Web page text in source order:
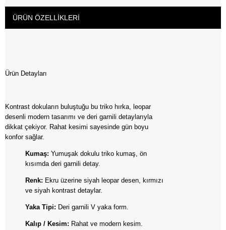
ÜRÜN ÖZELLIKLERI
Ürün Detayları
Kontrast dokuların buluştuğu bu triko hırka, leopar
desenli modern tasarımı ve deri garnili detaylarıyla
dikkat çekiyor. Rahat kesimi sayesinde gün boyu
konfor sağlar.
Kumaş: Yumuşak dokulu triko kumaş, ön
kısımda deri garnili detay.
Renk: Ekru üzerine siyah leopar desen, kırmızı
ve siyah kontrast detaylar.
Yaka Tipi: Deri garnili V yaka form.
Kalıp / Kesim: Rahat ve modern kesim.